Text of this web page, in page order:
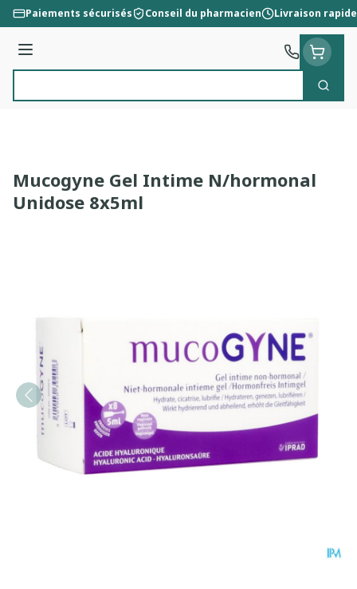
Aller au contenu
Paiements sécurisés Conseil du pharmacien Livraison rapide
Menu
Mucogyne Gel Intime N/hormonal
Unidose 8x5ml